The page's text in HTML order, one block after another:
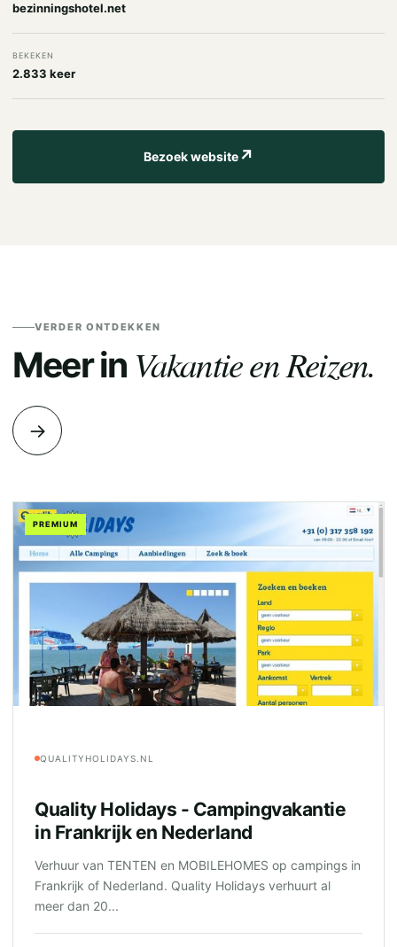
bezinningshotel.net
BEKEKEN
2.833 keer
Bezoek website↗
VERDER ONTDEKKEN
Meer in Vakantie en Reizen.
→
PREMIUM
QUALITYHOLIDAYS.NL
Quality Holidays - Campingvakantie
in Frankrijk en Nederland
Verhuur van TENTEN en MOBILEHOMES op campings in
Frankrijk of Nederland. Quality Holidays verhuurt al
meer dan 20...